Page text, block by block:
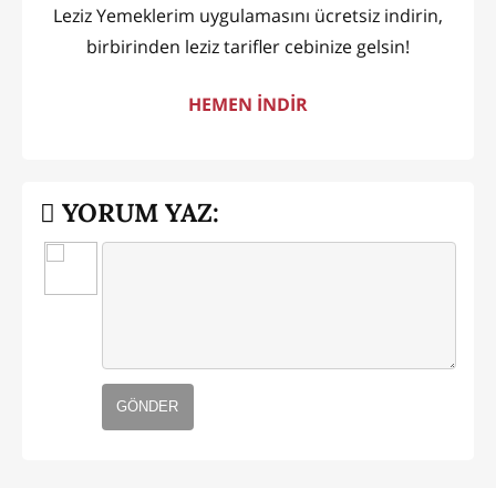
Leziz Yemeklerim uygulamasını ücretsiz indirin,
birbirinden leziz tarifler cebinize gelsin!
HEMEN İNDİR
YORUM YAZ:
GÖNDER